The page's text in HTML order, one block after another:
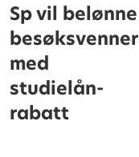
Sp vil belønne
besøksvenner
med
studielån-
rabatt